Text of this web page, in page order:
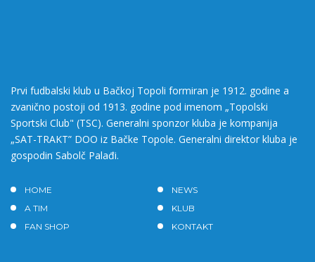
Prvi fudbalski klub u Bačkoj Topoli formiran je 1912. godine a
zvanično postoji od 1913. godine pod imenom „Topolski
Sportski Club" (TSC). Generalni sponzor kluba je kompanija
„SAT-TRAKT” DOO iz Bačke Topole. Generalni direktor kluba je
gospodin Sabolč Palađi.
HOME
NEWS
A TIM
KLUB
FAN SHOP
KONTAKT